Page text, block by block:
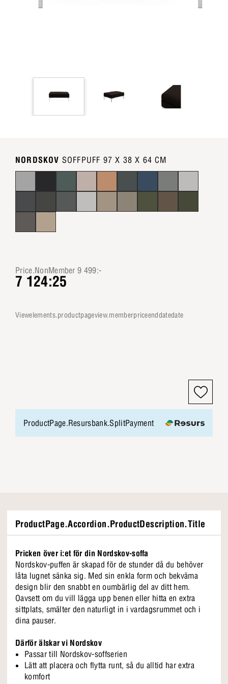
NORDSKOV SOFFPUFF 97 X 38 X 64 CM
Price.NonMember 9 499:-
7 124:25
viewelements.productpageview.memberpriceenddatedate
ProductPage.Resursbank.SplitPayment
ProductPage.Accordion.ProductDescription.Title
Pricken över i:et för din Nordskov-soffa
Nordskov-puffen är skapad för de stunder då du behöver
låta lugnet sänka sig. Med sin enkla form och bekväma
design blir den snabbt en oumbärlig del av ditt hem.
Oavsett om du vill lägga upp benen eller hitta en extra
sittplats, smälter den naturligt in i vardagsrummet och i
dina pauser.
Därför älskar vi Nordskov
Passar till Nordskov-soffserien
Lätt att placera och flytta runt, så du alltid har extra
komfort